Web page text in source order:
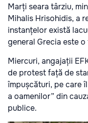
Marți seara târziu,
Mihalis Hrisohidis, a
instanțelor există
general Grecia este o
Miercuri, angajații
de protest față de
împușcături, pe care
a oamenilor” din
publice.